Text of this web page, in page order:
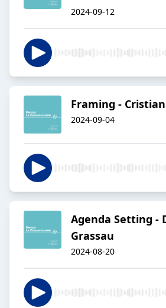
2024-09-12
Framing -
2024-09-04
Agenda Setting -
Grassau
2024-08-20